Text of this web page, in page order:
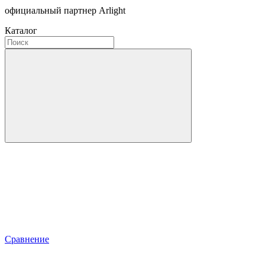
официальный партнер Arlight
Каталог
Сравнение